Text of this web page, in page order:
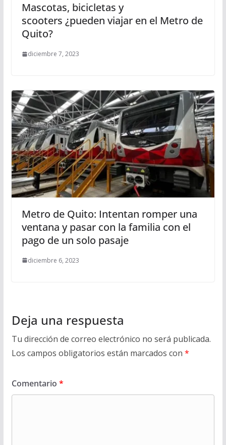
Mascotas, bicicletas y
scooters ¿pueden viajar en el Metro de
Quito?
diciembre 7, 2023
Metro de Quito: Intentan romper una
ventana y pasar con la familia con el
pago de un solo pasaje
diciembre 6, 2023
Deja una respuesta
Tu dirección de correo electrónico no será publicada.
Los campos obligatorios están marcados con *
Comentario *